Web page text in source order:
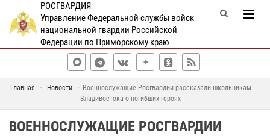
РОСГВАРДИЯ
Управление Федеральной службы войск
национальной гвардии Российской
Федерации по Приморскому краю
Главная Новости
Военнослужащие Росгвардии рассказали школьникам
Владивостока о погибших героях
ВОЕННОСЛУЖАЩИЕ РОСГВАРДИИ